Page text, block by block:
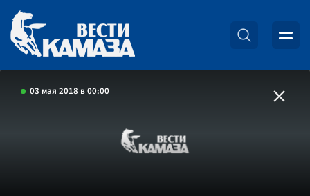
03 мая 2018 в 00:00